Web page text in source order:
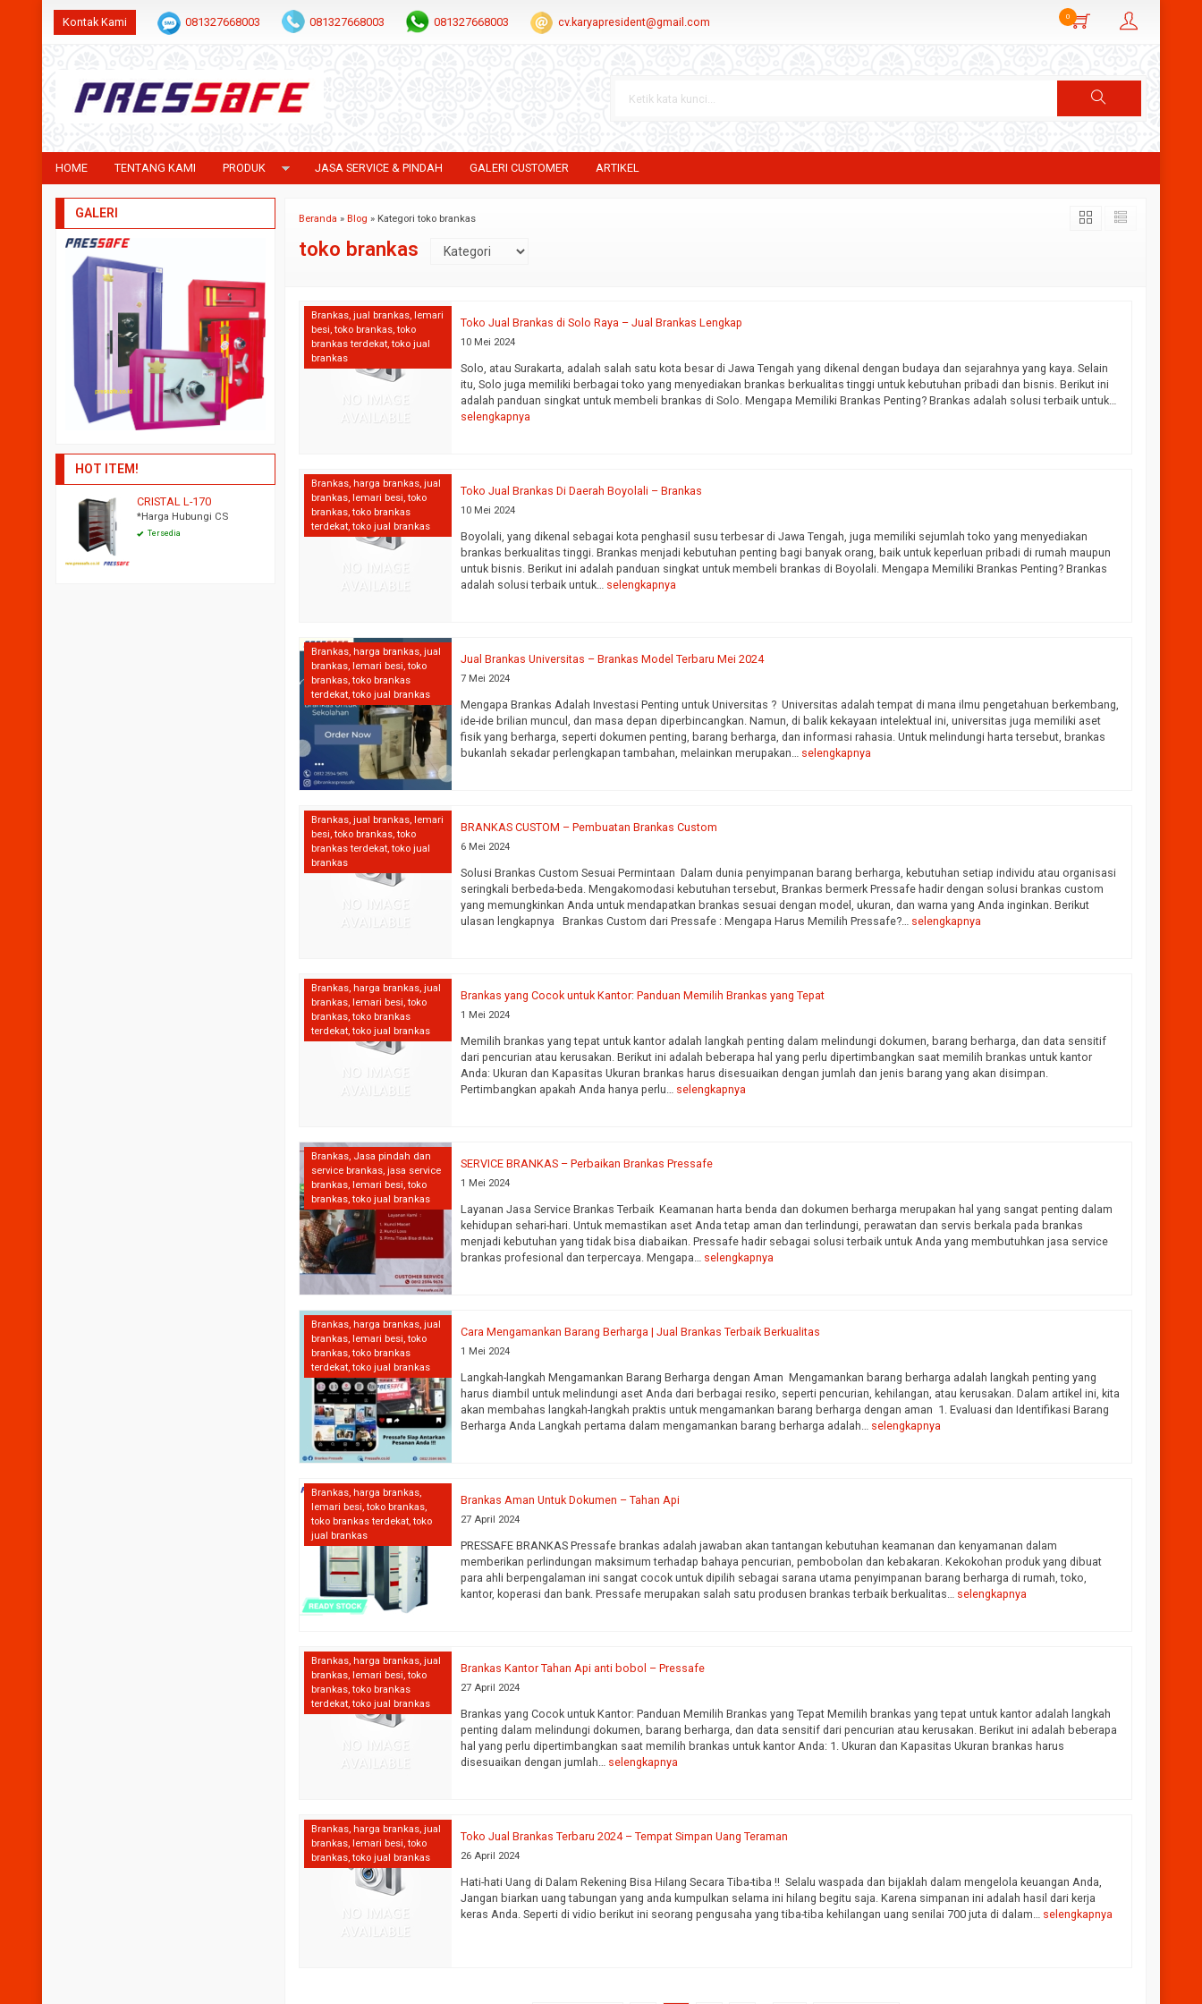
Kontak Kami 081327668003 081327668003 081327668003 cv.karyapresident@gmail.com 0
HOME TENTANG KAMI PRODUK JASA SERVICE & PINDAH GALERI CUSTOMER ARTIKEL
Beranda »Blog » Kategori toko brankas
toko brankas
Brankas,jual brankas, lemari
besi,toko brankas,toko
brankas terdekat,toko jual
brankas
Toko Jual Brankas di Solo Raya – Jual Brankas Lengkap
10 Mei 2024
Solo, atau Surakarta, adalah salah satu kota besar di Jawa Tengah yang dikenal dengan budaya dan sejarahnya yang kaya. Selain
itu, Solo juga memiliki berbagai toko yang menyediakan brankas berkualitas tinggi untuk kebutuhan pribadi dan bisnis. Berikut ini
adalah panduan singkat untuk membeli brankas di Solo. Mengapa Memiliki Brankas Penting? Brankas adalah solusi terbaik untuk…
selengkapnya
Brankas, harga brankas,jual
brankas, lemari besi,toko
brankas,toko brankas
terdekat,toko jual brankas
Toko Jual Brankas Di Daerah Boyolali – Brankas
10 Mei 2024
Boyolali, yang dikenal sebagai kota penghasil susu terbesar di Jawa Tengah, juga memiliki sejumlah toko yang menyediakan
brankas berkualitas tinggi. Brankas menjadi kebutuhan penting bagi banyak orang, baik untuk keperluan pribadi di rumah maupun
untuk bisnis. Berikut ini adalah panduan singkat untuk membeli brankas di Boyolali. Mengapa Memiliki Brankas Penting? Brankas
adalah solusi terbaik untuk… selengkapnya
Brankas, harga brankas,jual
brankas, lemari besi,toko
brankas,toko brankas
terdekat,toko jual brankas
Jual Brankas Universitas – Brankas Model Terbaru Mei 2024
7 Mei 2024
Mengapa Brankas Adalah Investasi Penting untuk Universitas ? Universitas adalah tempat di mana ilmu pengetahuan berkembang,
ide-ide brilian muncul, dan masa depan diperbincangkan. Namun, di balik kekayaan intelektual ini, universitas juga memiliki aset
fisik yang berharga, seperti dokumen penting, barang berharga, dan informasi rahasia. Untuk melindungi harta tersebut, brankas
bukanlah sekadar perlengkapan tambahan, melainkan merupakan… selengkapnya
Brankas,jual brankas, lemari
besi,toko brankas,toko
brankas terdekat,toko jual
brankas
BRANKAS CUSTOM – Pembuatan Brankas Custom
6 Mei 2024
Solusi Brankas Custom Sesuai Permintaan Dalam dunia penyimpanan barang berharga, kebutuhan setiap individu atau organisasi
seringkali berbeda-beda. Mengakomodasi kebutuhan tersebut, Brankas bermerk Pressafe hadir dengan solusi brankas custom
yang memungkinkan Anda untuk mendapatkan brankas sesuai dengan model, ukuran, dan warna yang Anda inginkan. Berikut
ulasan lengkapnya Brankas Custom dari Pressafe : Mengapa Harus Memilih Pressafe?… selengkapnya
Brankas, harga brankas,jual
brankas, lemari besi,toko
brankas,toko brankas
terdekat,toko jual brankas
Brankas yang Cocok untuk Kantor: Panduan Memilih Brankas yang Tepat
1 Mei 2024
Memilih brankas yang tepat untuk kantor adalah langkah penting dalam melindungi dokumen, barang berharga, dan data sensitif
dari pencurian atau kerusakan. Berikut ini adalah beberapa hal yang perlu dipertimbangkan saat memilih brankas untuk kantor
Anda: Ukuran dan Kapasitas Ukuran brankas harus disesuaikan dengan jumlah dan jenis barang yang akan disimpan.
Pertimbangkan apakah Anda hanya perlu… selengkapnya
Brankas, Jasa pindah dan
service brankas,jasa service
brankas, lemari besi,toko
brankas,toko jual brankas
SERVICE BRANKAS – Perbaikan Brankas Pressafe
1 Mei 2024
Layanan Jasa Service Brankas Terbaik Keamanan harta benda dan dokumen berharga merupakan hal yang sangat penting dalam
kehidupan sehari-hari. Untuk memastikan aset Anda tetap aman dan terlindungi, perawatan dan servis berkala pada brankas
menjadi kebutuhan yang tidak bisa diabaikan. Pressafe hadir sebagai solusi terbaik untuk Anda yang membutuhkan jasa service
brankas profesional dan terpercaya. Mengapa… selengkapnya
Brankas, harga brankas,jual
brankas, lemari besi,toko
brankas,toko brankas
terdekat,toko jual brankas
Cara Mengamankan Barang Berharga | Jual Brankas Terbaik Berkualitas
1 Mei 2024
Langkah-langkah Mengamankan Barang Berharga dengan Aman Mengamankan barang berharga adalah langkah penting yang
harus diambil untuk melindungi aset Anda dari berbagai resiko, seperti pencurian, kehilangan, atau kerusakan. Dalam artikel ini, kita
akan membahas langkah-langkah praktis untuk mengamankan barang berharga dengan aman 1. Evaluasi dan Identifikasi Barang
Berharga Anda Langkah pertama dalam mengamankan barang berharga adalah… selengkapnya
Brankas, harga brankas,
lemari besi,toko brankas,
toko brankas terdekat,toko
jual brankas
Brankas Aman Untuk Dokumen – Tahan Api
27 April 2024
PRESSAFE BRANKAS Pressafe brankas adalah jawaban akan tantangan kebutuhan keamanan dan kenyamanan dalam
memberikan perlindungan maksimum terhadap bahaya pencurian, pembobolan dan kebakaran. Kekokohan produk yang dibuat
para ahli berpengalaman ini sangat cocok untuk dipilih sebagai sarana utama penyimpanan barang berharga di rumah, toko,
kantor, koperasi dan bank. Pressafe merupakan salah satu produsen brankas terbaik berkualitas… selengkapnya
Brankas, harga brankas,jual
brankas, lemari besi,toko
brankas,toko brankas
terdekat,toko jual brankas
Brankas Kantor Tahan Api anti bobol – Pressafe
27 April 2024
Brankas yang Cocok untuk Kantor: Panduan Memilih Brankas yang Tepat Memilih brankas yang tepat untuk kantor adalah langkah
penting dalam melindungi dokumen, barang berharga, dan data sensitif dari pencurian atau kerusakan. Berikut ini adalah beberapa
hal yang perlu dipertimbangkan saat memilih brankas untuk kantor Anda: 1. Ukuran dan Kapasitas Ukuran brankas harus
disesuaikan dengan jumlah… selengkapnya
Brankas, harga brankas,jual
brankas, lemari besi,toko
brankas,toko jual brankas
Toko Jual Brankas Terbaru 2024 – Tempat Simpan Uang Teraman
26 April 2024
Hati-hati Uang di Dalam Rekening Bisa Hilang Secara Tiba-tiba !! Selalu waspada dan bijaklah dalam mengelola keuangan Anda,
Jangan biarkan uang tabungan yang anda kumpulkan selama ini hilang begitu saja. Karena simpanan ini adalah hasil dari kerja
keras Anda. Seperti di vidio berikut ini seorang pengusaha yang tiba-tiba kehilangan uang senilai 700 juta di dalam… selengkapnya
GALERI
HOT ITEM!
SAPPHIRE H-65
*Harga Hubungi CS
SILVER L-70
*Harga Hubungi CS
Tersedia Tersedia Tersedia